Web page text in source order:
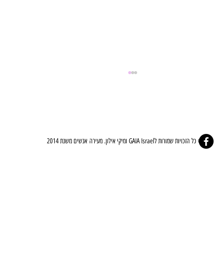
© כל הזכויות שמורות לGAIA Israel ומיקי אילון. מעירה אנשים משנת 2014